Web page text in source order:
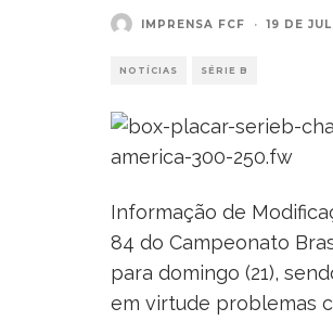
IMPRENSA FCF · 19 DE
NOTÍCIAS SÉRIE B
Informação de
84 do Campeonato
para domingo (21),
em virtude problemas